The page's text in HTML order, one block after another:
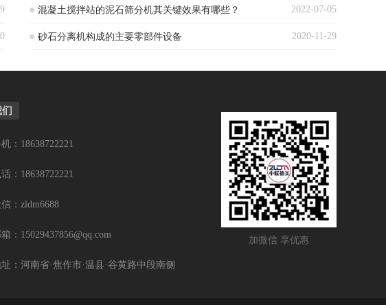
2022-07-05
混凝土搅拌站的泥石筛分机其关键效果有哪些？
2020-11-29
砂石分离机构成的主要零部件设备
加微信 享优惠
：18638722221
：18638722221
：zldm6688
：15029437856@qq.com
：河南省·焦作市·温县·谷黄路中段南侧